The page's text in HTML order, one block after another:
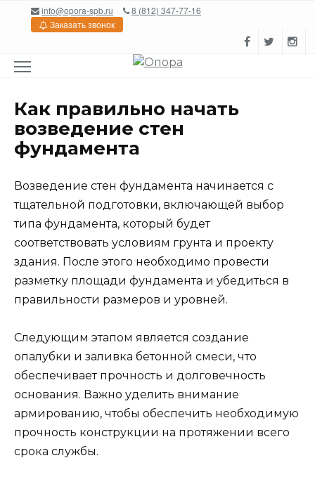
Перейтиinfo@opora-spb.ru
8 (812) 347-77-16
Заказать звонок
Как правильно начать
возведение стен
фундамента
Возведение стен фундамента начинается с
тщательной подготовки, включающей выбор
типа фундамента, который будет
соответствовать условиям грунта и проекту
здания. После этого необходимо провести
разметку площади фундамента и убедиться в
правильности размеров и уровней.
Следующим этапом является создание
опалубки и заливка бетонной смеси, что
обеспечивает прочность и долговечность
основания. Важно уделить внимание
армированию, чтобы обеспечить необходимую
прочность конструкции на протяжении всего
срока службы.